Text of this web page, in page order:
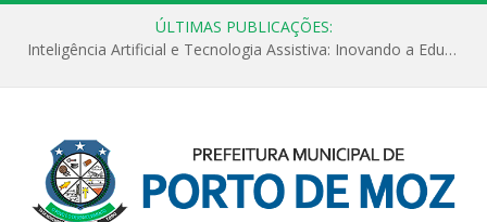
ÚLTIMAS PUBLICAÇÕES:
Inteligência Artificial e Tecnologia Assistiva: Inovando a Educação Especial e Inclusiva